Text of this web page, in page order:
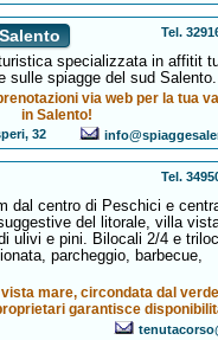
Tel.
specializzata in affitit
sulle spiagge del sud Salento.
via web per la tua
in Salento!
32
Tel.
dal centro di Peschici e
del litorale, villa
ulivi e pini. Bilocali 2/4 e
parcheggio, barbecue,
mare, circondata dal
garantisce